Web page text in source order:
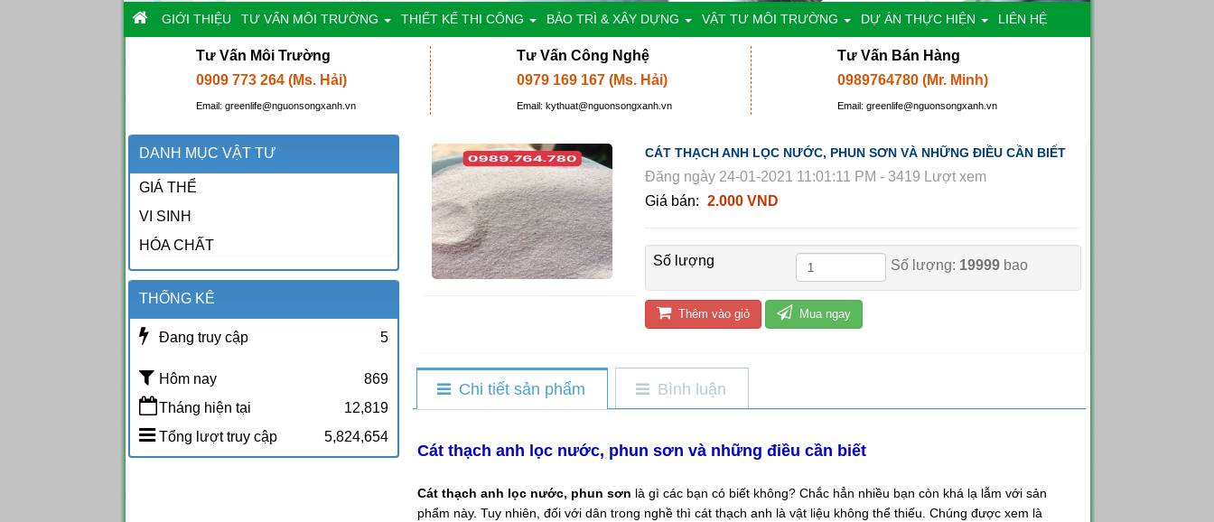
GIỚI THIỆU TƯ VẤN MÔI TRƯỜNG THIẾT KẾ THI CÔNG BẢO TRÌ & XÂY DỰNG VẬT TƯ MÔI TRƯỜNG DỰ ÁN THỰC HIỆN LIÊN HỆ
Tư Vấn Môi Trường
0909 773 264 (Ms. Hải)
Email: greenlife@nguonsongxanh.vn
Tư Vấn Công Nghệ
0979 169 167 (Ms. Hải)
Email: kythuat@nguonsongxanh.vn
Tư Vấn Bán Hàng
0989764780 (Mr. Minh)
Email: greenlife@nguonsongxanh.vn
CÁT THẠCH ANH LỌC NƯỚC, PHUN SƠN VÀ NHỮNG ĐIỀU CẦN BIẾT
Đăng ngày 24-01-2021 11:01:11 PM - 3419 Lượt xem
Giá bán: 2.000 VND
Số lượng Số lượng: 19999 bao
Thêm vào giỏ Mua ngay
Chi tiết sản phẩm Bình luận
Cát thạch anh lọc nước, phun sơn và những điều cần biết
Cát thạch anh lọc nước, phun sơn là gì các bạn có biết không? Chắc hẳn nhiều bạn còn khá lạ lẫm với sản
phẩm này. Tuy nhiên, đối với dân trong nghề thì cát thạch anh là vật liệu không thể thiếu. Chúng được xem là
DANH MỤC VẬT TƯ
GIÁ THỂ
VI SINH
HÓA CHẤT
THỐNG KÊ
Đang truy cập 5
Hôm nay
869
Tháng hiện tại
12,819
Tổng lượt truy cập
5,824,654